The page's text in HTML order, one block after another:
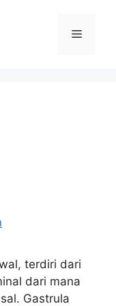
Menu
terdiri dari
dari mana
Gastrula